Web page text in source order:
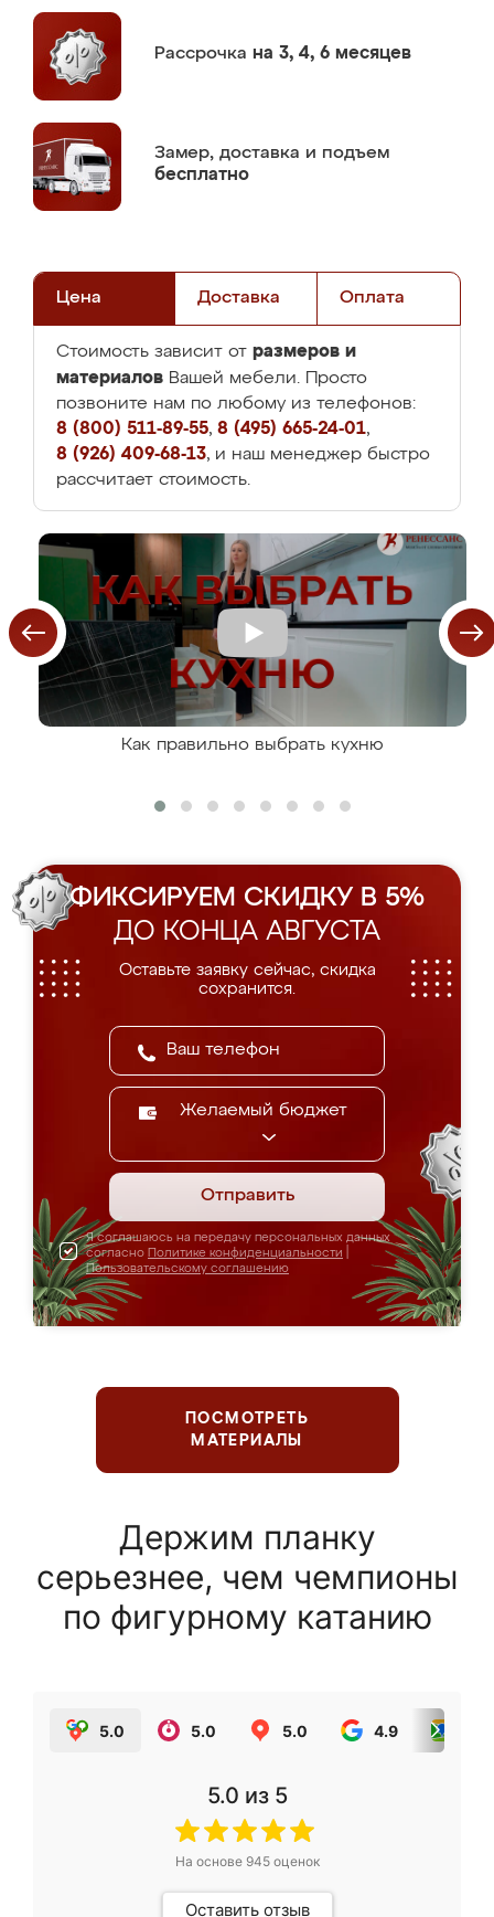
Рассрочка на 3, 4, 6 месяцев
Замер, доставка и подъем
бесплатно
Цена Доставка Оплата
Стоимость зависит от размеров и
материалов Вашей мебели. Просто
позвоните нам по любому из телефонов:
8 (800) 511-89-55, 8 (495) 665-24-01,
8 (926) 409-68-13, и наш менеджер быстро
рассчитает стоимость.
Как правильно выбрать кухню
ФИКСИРУЕМ СКИДКУ В 5%
ДО КОНЦА АВГУСТА
Оставьте заявку сейчас, скидка
сохранится.
Желаемый бюджет
Отправить
Я соглашаюсь на передачу персональных данных
согласно Политике конфиденциальности
Пользовательскому соглашению
ПОСМОТРЕТЬ
МАТЕРИАЛЫ
Держим планку
серьезнее, чем чемпионы
по фигурному катанию
5.0 5.0 5.0 4.9
5.0 из 5
На основе 945оценок
Оставить отзыв